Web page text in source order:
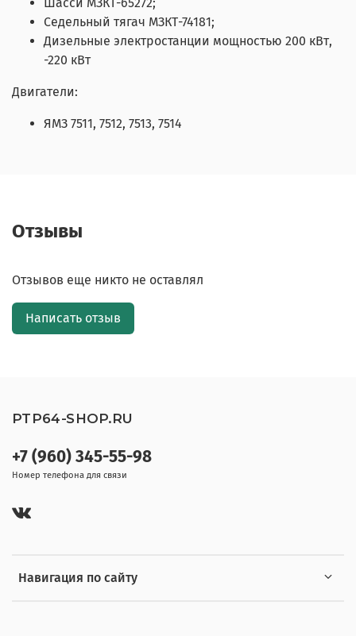
Седельный тягач МЗКТ-74181;
Дизельные электростанции мощностью 200 кВт,
-220 кВт
Двигатели:
ЯМЗ 7511, 7512, 7513, 7514
Отзывы
Отзывов еще никто не оставлял
Написать отзыв
Навигация по сайту
+7 (960) 345-55-98
Номер телефона для связи
PTP64-SHOP.RU